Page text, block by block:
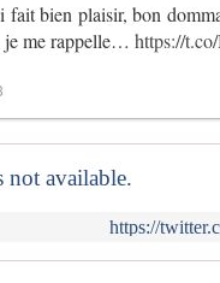
fait bien plaisir, bon
je me rappelle… https://
not available.
https://